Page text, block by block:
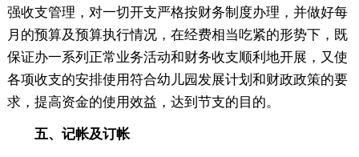
强收支管理，对一切开支严格按财务制度办理，并做好每
月的预算及预算执行情况，在经费相当吃紧的形势下，既
保证办一系列正常业务活动和财务收支顺利地开展，又使
各项收支的安排使用符合幼儿园发展计划和财政政策的要
求，提高资金的使用效益，达到节支的目的。
五、记帐及订帐